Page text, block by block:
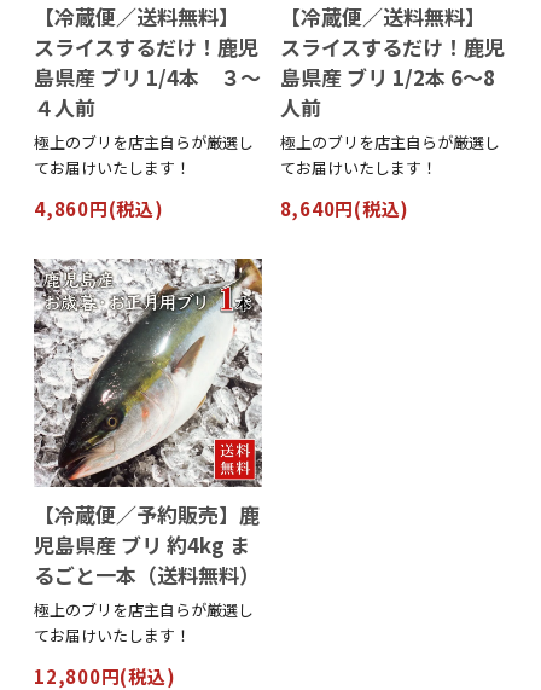
【冷蔵便／送料無料】
スライスするだけ！鹿児
島県産 ブリ 1/4本 ３～
４人前
極上のブリを店主自らが厳選し
てお届けいたします！
4,860円(税込)
【冷蔵便／送料無料】
スライスするだけ！鹿児
島県産 ブリ 1/2本 6～8
人前
極上のブリを店主自らが厳選し
てお届けいたします！
8,640円(税込)
【冷蔵便／予約販売】鹿
児島県産 ブリ 約4kg ま
るごと一本（送料無料）
極上のブリを店主自らが厳選し
てお届けいたします！
12,800円(税込)